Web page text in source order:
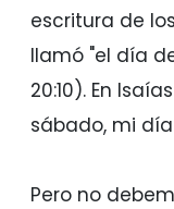
escritura de
llamó "el día
20:10). En
sábado, mi
Pero no